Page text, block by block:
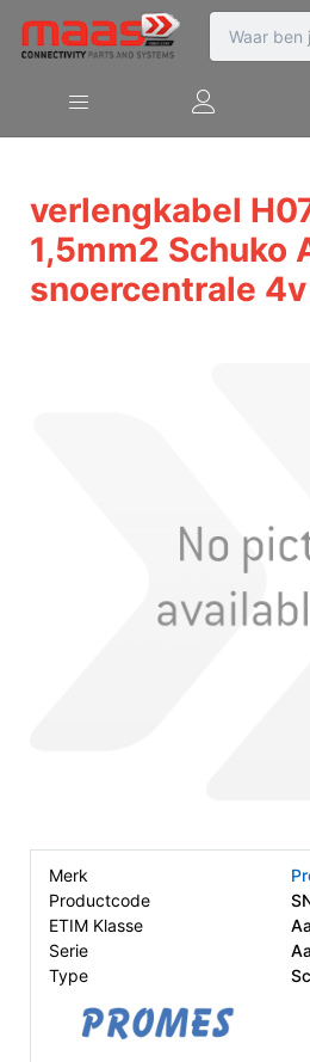
verlengkabel
1,5mm2 Schuko
snoercentrale
Merk
Productcode
ETIM Klasse
Serie
Type